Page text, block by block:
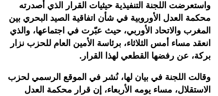
واستعرضت اللجنة التنفيذية حيثيات القرار الذي أصدرته
محكمة العدل الأوروبية في شأن اتفاقية الصيد البحري بين
المغرب والاتحاد الأوربي، حيث عبّرت في اجتماعها، والذي
انعقد مساء أمس الثلاثاء، برئاسة الأمين العام للحزب نزار
بركة، عن رفضها القطعي لهذا القرار.
وقالت اللجنة في بيان لها، نُشر في الموقع الرسمي لحزب
الاستقلال، مساء يومه الأربعاء، إن قرار محكمة العدل